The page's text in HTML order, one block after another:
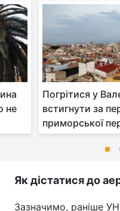
не
Погрітися у
встигнути за
приморської
Як дістатися до
Зазначимо, раніше